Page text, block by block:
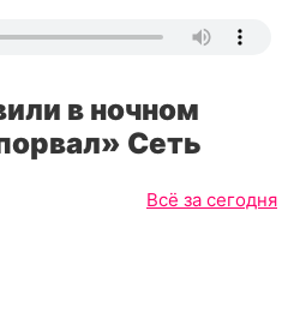
в ночном
Сеть
Всё за сегодня